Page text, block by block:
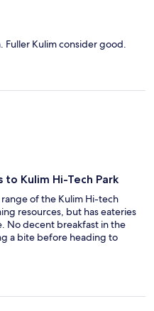
Fuller Kulim consider good.
Kulim Hi-Tech Park
of the Kulim Hi-tech
resources, but has eateries
No decent breakfast in the
a bite before heading to